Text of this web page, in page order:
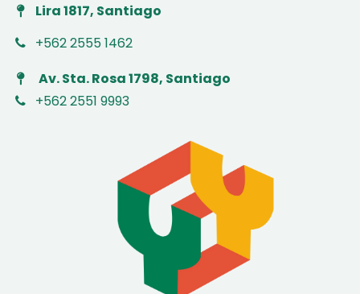
Lira 1817, Santiago
+562 2555 1462
Av. Sta. Rosa 1798, Santiago
+562 2551 9993